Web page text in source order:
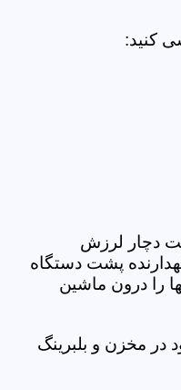
کنید:
دچار لرزش
پشت دستگاه
را درون ماشین
در مخزن و بلبرینگ